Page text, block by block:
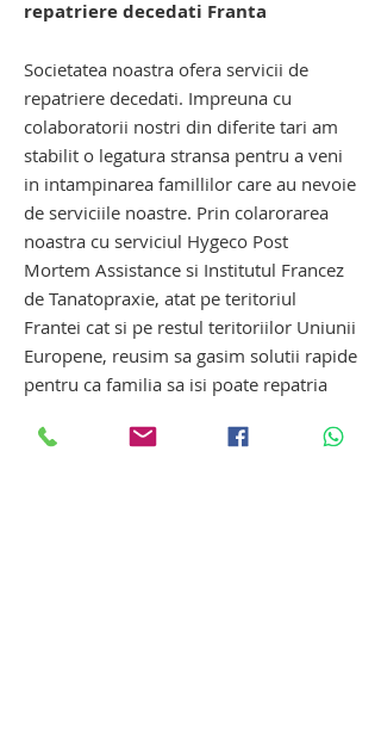
repatriere decedati Franta
Societatea noastra ofera servicii de
repatriere decedati. Impreuna cu
colaboratorii nostri din diferite tari am
stabilit o legatura stransa pentru a veni
in intampinarea famillilor care au nevoie
de serviciile noastre. Prin colarorarea
noastra cu serviciul Hygeco Post
Mortem Assistance si Institutul Francez
de Tanatopraxie, atat pe teritoriul
Frantei cat si pe restul teritoriilor Uniunii
Europene, reusim sa gasim solutii rapide
pentru ca familia sa isi poate repatria
conditii.